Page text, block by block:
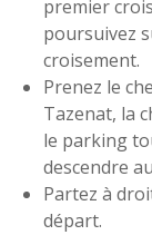
premier
poursuivez
croisement.
Prenez le
Tazenat, la
le parking
descendre
Partez à
départ.